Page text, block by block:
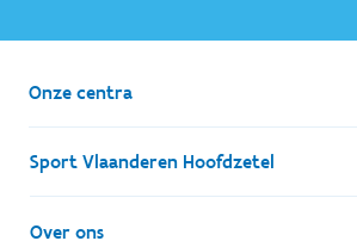
Onze centra
Sport Vlaanderen Hoofdzetel
Simon Bolivarlaan 17
Over ons